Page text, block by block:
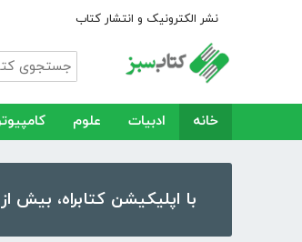
نشر الکترونیک و انتشار کتاب
خانه ادبیات علوم
با اپلیکیشن کتابراه، بیش از ۵۰،۰۰۰ کتاب، کتاب صوتی و رمان را در موبایل و تبلت خود داشته باشید!